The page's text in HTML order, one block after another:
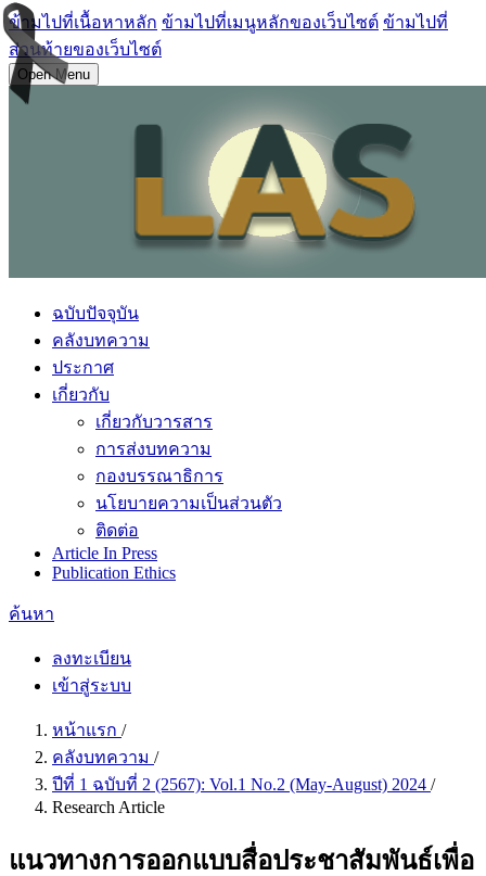
ข้ามไปที่เนื้อหาหลัก ข้ามไปที่เมนูหลักของเว็บไซต์ ข้ามไปที่
ส่วนท้ายของเว็บไซต์
Open Menu
ฉบับปัจจุบัน
คลังบทความ
ประกาศ
เกี่ยวกับ
เกี่ยวกับวารสาร
การส่งบทความ
กองบรรณาธิการ
นโยบายความเป็นส่วนตัว
ติดต่อ
Article In Press
Publication Ethics
ค้นหา
ลงทะเบียน
เข้าสู่ระบบ
หน้าแรก /
คลังบทความ /
ปีที่ 1 ฉบับที่ 2 (2567): Vol.1 No.2 (May-August) 2024 /
Research Article
แนวทางการออกแบบสื่อประชาสัมพันธ์เพื่อ